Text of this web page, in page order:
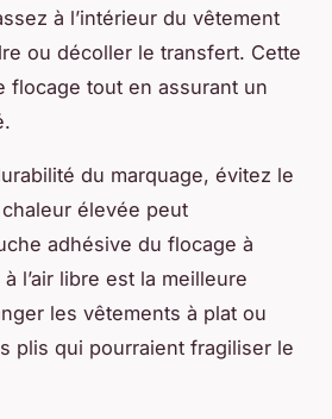
à l’intérieur du vêtement
ou décoller le transfert. Cette
flocage tout en assurant un
du marquage, évitez le
élevée peut
adhésive du flocage à
l’air libre est la meilleure
les vêtements à plat ou
plis qui pourraient fragiliser le